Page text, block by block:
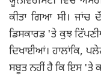
ਕੀਤਾ ਗਿਆ ਸੀ।
ਡਿਸਕਾਰਡ 'ਤੇ ਕੁਝ
ਦਿਖਾਈਆਂ। ਹਾਲਾਂਕਿ,
ਸਬੂਤ ਨਹੀਂ ਹੈ ਕਿ ਇਸ 'ਤੇ